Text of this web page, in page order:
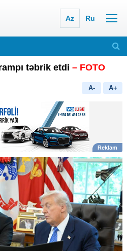
Az Ru
təbrik etdi – FOTO
A- A+